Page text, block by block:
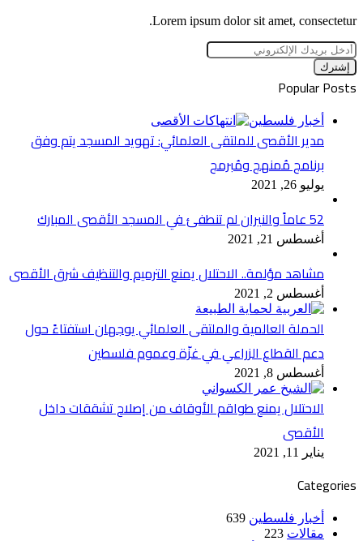
Lorem ipsum dolor sit amet, consectetur.
أدخل
بريدك
الإلكتروني
Popular Posts
أخبار فلسطين
مدير الأقصى للملتقى العلمائي: تهويد المسجد يتم وفق
برنامج مُمنهج ومُبرمج
يوليو 26, 2021
52 عاماً والنيران لم تنطفئ في المسجد الأقصى المبارك
أغسطس 21, 2021
مشاهد مؤلمة.. الاحتلال يمنع الترميم والتنظيف شرق الأقصى
أغسطس 2, 2021
الحملة العالمية والملتقى العلمائي يوجهان استفتاءً حول
دعم القطاع الزراعي في غزّة وعموم فلسطين
أغسطس 8, 2021
الاحتلال يمنع طواقم الأوقاف من إصلاح تشققات داخل
الأقصى
يناير 11, 2021
Categories
أخبار فلسطين 639
مقالات 223